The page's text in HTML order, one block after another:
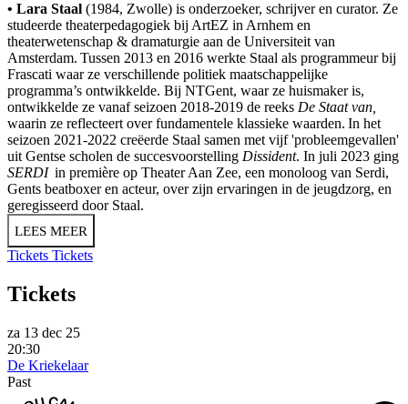
• Lara Staal (1984, Zwolle) is onderzoeker, schrijver en curator. Ze
studeerde theaterpedagogiek bij ArtEZ in Arnhem en
theaterwetenschap & dramaturgie aan de Universiteit van
Amsterdam. Tussen 2013 en 2016 werkte Staal als programmeur bij
Frascati waar ze verschillende politiek maatschappelijke
programma’s ontwikkelde. Bij NTGent, waar ze huismaker is,
ontwikkelde ze vanaf seizoen 2018-2019 de reeks De Staat van,
waarin ze reflecteert over fundamentele klassieke waarden. In het
seizoen 2021-2022 creëerde Staal samen met vijf 'probleemgevallen'
uit Gentse scholen de succesvoorstelling Dissident. In juli 2023 ging
SERDIin première op Theater Aan Zee, een monoloog van Serdi,
Gents beatboxer en acteur, over zijn ervaringen in de jeugdzorg, en
geregisseerd door Staal.
LEES MEER
Tickets Tickets
Tickets
za 13 dec 25
20:30
De Kriekelaar
Past